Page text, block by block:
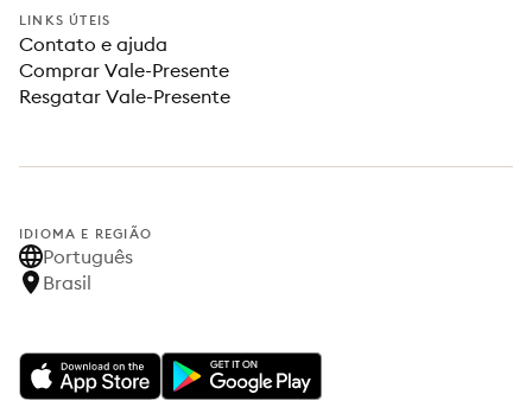
LINKS ÚTEIS
Contato e ajuda
Comprar Vale-Presente
Resgatar Vale-Presente
IDIOMA E REGIÃO
Português
Brasil